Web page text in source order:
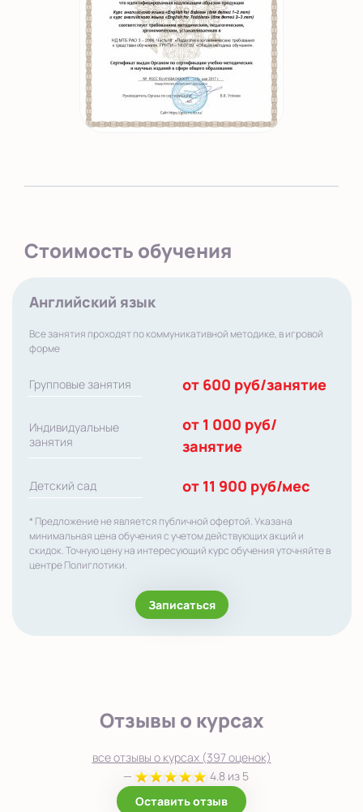
Стоимость обучения
Английский язык
Все занятия проходят по коммуникативной методике, в игровой
форме
Групповые занятия от 600 руб/занятие
Индивидуальные
занятия
от 1 000 руб/
занятие
Детский сад от 11 900 руб/мес
* Предложение не является публичной офертой. Указана
минимальная цена обучения с учетом действующих акций и
скидок. Точную цену на интересующий курс обучения уточняйте в
центре Полиглотики.
Записаться
Отзывы о курсах
все отзывы о курсах (397 оценок)
—
4.8 из 5
Оставить отзыв